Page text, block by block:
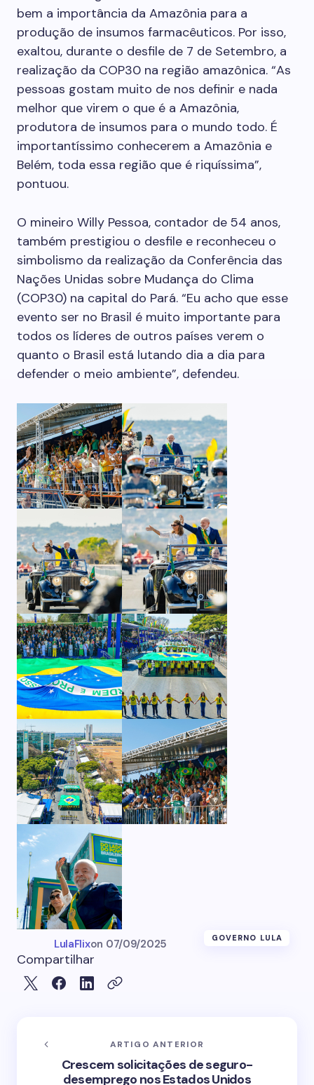
bem a importância da Amazônia para a
produção de insumos farmacêuticos. Por isso,
exaltou, durante o desfile de 7 de Setembro, a
realização da COP30 na região amazônica. “As
pessoas gostam muito de nos definir e nada
melhor que virem o que é a Amazônia,
produtora de insumos para o mundo todo. É
importantíssimo conhecerem a Amazônia e
Belém, toda essa região que é riquíssima”,
pontuou.
O mineiro Willy Pessoa, contador de 54 anos,
também prestigiou o desfile e reconheceu o
simbolismo da realização da Conferência das
Nações Unidas sobre Mudança do Clima
(COP30) na capital do Pará. “Eu acho que esse
evento ser no Brasil é muito importante para
todos os líderes de outros países verem o
quanto o Brasil está lutando dia a dia para
defender o meio ambiente”, defendeu.
LulaFlixon 07/09/2025 GOVERNO LULA
Compartilhar
ARTIGO ANTERIOR
Crescem solicitações de seguro-
desemprego nos Estados Unidos